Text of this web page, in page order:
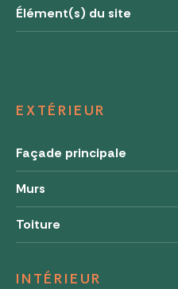
Élément(s) du site
EXTÉRIEUR
Façade principale
Murs
Toiture
INTÉRIEUR